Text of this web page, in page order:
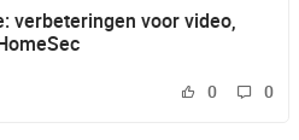
verbeteringen voor video,
0 0